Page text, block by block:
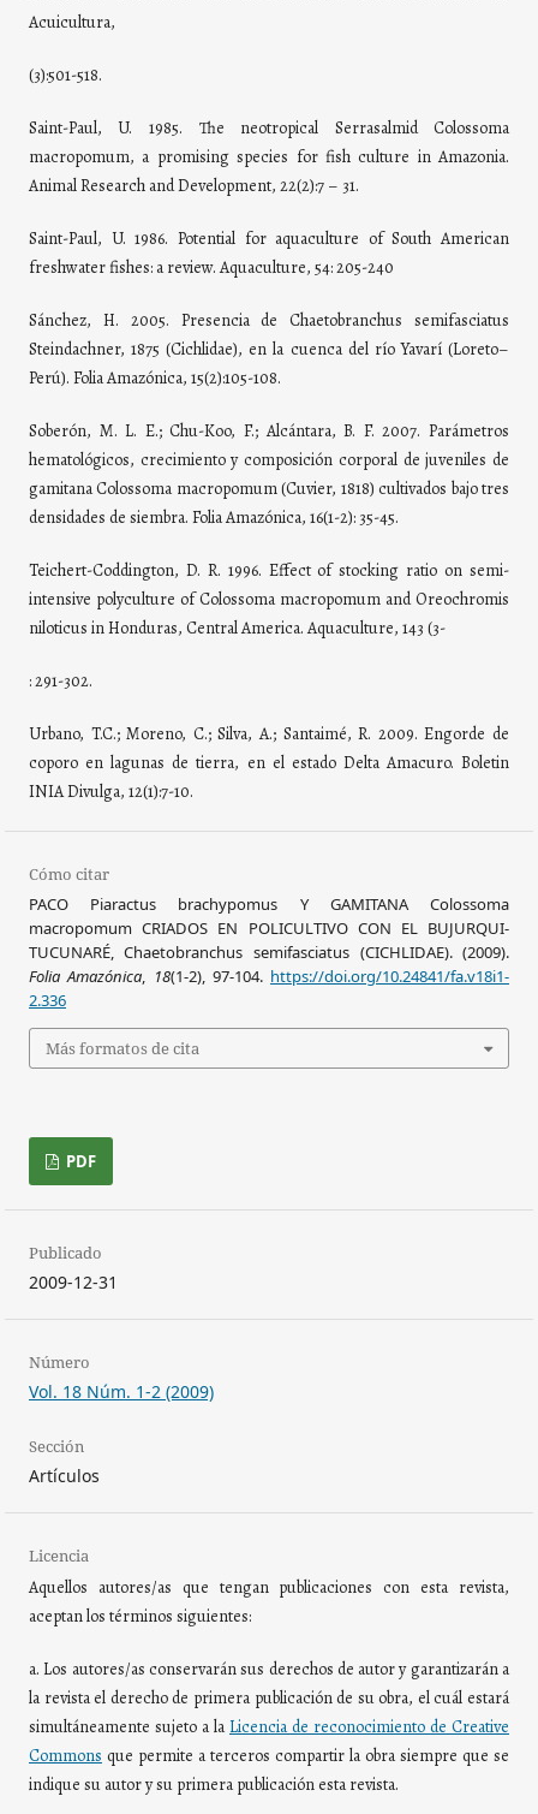
Acuicultura,
(3):501-518.
Saint-Paul, U. 1985. The neotropical Serrasalmid Colossoma
macropomum, a promising species for fish culture in Amazonia.
Animal Research and Development, 22(2):7 – 31.
Saint-Paul, U. 1986. Potential for aquaculture of South American
freshwater fishes: a review. Aquaculture, 54: 205-240
Sánchez, H. 2005. Presencia de Chaetobranchus semifasciatus
Steindachner, 1875 (Cichlidae), en la cuenca del río Yavarí (Loreto–
Perú). Folia Amazónica, 15(2):105-108.
Soberón, M. L. E.; Chu-Koo, F.; Alcántara, B. F. 2007. Parámetros
hematológicos, crecimiento y composición corporal de juveniles de
gamitana Colossoma macropomum (Cuvier, 1818) cultivados bajo tres
densidades de siembra. Folia Amazónica, 16(1-2): 35-45.
Teichert-Coddington, D. R. 1996. Effect of stocking ratio on semi-
intensive polyculture of Colossoma macropomum and Oreochromis
niloticus in Honduras, Central America. Aquaculture, 143 (3-
: 291-302.
Urbano, T.C.; Moreno, C.; Silva, A.; Santaimé, R. 2009. Engorde de
coporo en lagunas de tierra, en el estado Delta Amacuro. Boletin
INIA Divulga, 12(1):7-10.
PDF
Publicado
2009-12-31
Número
Vol. 18 Núm. 1-2 (2009)
Sección
Artículos
Licencia
Aquellos autores/as que tengan publicaciones con esta revista,
aceptan los términos siguientes:
a. Los autores/as conservarán sus derechos de autor y garantizarán a
la revista el derecho de primera publicación de su obra, el cuál estará
simultáneamente sujeto a la Licencia de reconocimiento de Creative
Commons que permite a terceros compartir la obra siempre que se
indique su autor y su primera publicación esta revista.
Cómo citar
PACO Piaractus brachypomus Y GAMITANA Colossoma
macropomum CRIADOS EN POLICULTIVO CON EL BUJURQUI-
TUCUNARÉ, Chaetobranchus semifasciatus (CICHLIDAE). (2009).
Folia Amazónica, 18(1-2), 97-104. https://doi.org/10.24841/fa.v18i1-
2.336
Más formatos de cita